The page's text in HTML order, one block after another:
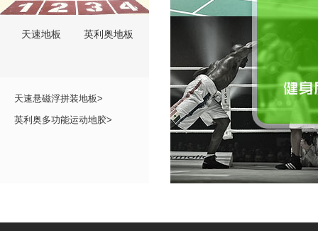
天速地板 英利奥地板
天速悬磁浮拼装地板>
英利奥多功能运动地胶>